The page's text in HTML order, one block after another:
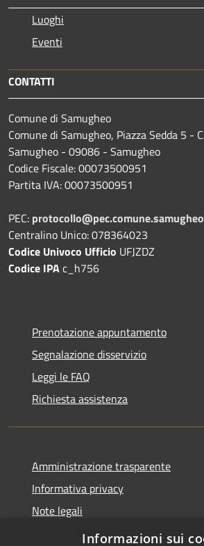
Luoghi
Eventi
CONTATTI
Comune di Samugheo
Comune di Samugheo, Piazza Sedda 5 -
Samugheo - 09086 - Samugheo
Codice Fiscale: 00073500951
Partita IVA: 00073500951
PEC:
Centralino Unico: 078364023
Codice Univoco Ufficio UFJZDZ
Codice IPAc_h756
Prenotazione appuntamento
Segnalazione disservizio
Leggi le FAQ
Richiesta assistenza
Amministrazione trasparente
Informativa privacy
Note legali
Dichiarazione di accessibilità
Informazioni sui